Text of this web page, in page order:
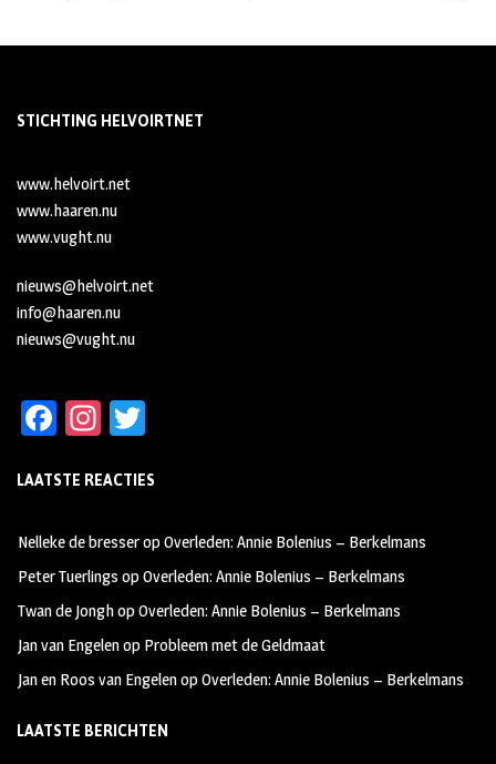
STICHTING HELVOIRTNET
www.helvoirt.net
www.haaren.nu
www.vught.nu
nieuws@helvoirt.net
info@haaren.nu
nieuws@vught.nu
Fa
b
oo
k
In
ag
m
tt
LAATSTE REACTIES
Nelleke de bresseropOverleden: Annie Bolenius – Berkelmans
Peter Tuerlings opOverleden: Annie Bolenius – Berkelmans
Twan de JonghopOverleden: Annie Bolenius – Berkelmans
Jan van Engelenop Probleem met de Geldmaat
Jan en Roos van EngelenopOverleden: Annie Bolenius – Berkelmans
LAATSTE BERICHTEN